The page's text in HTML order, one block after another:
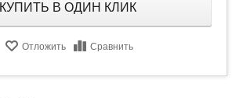
КУПИТЬ В ОДИН КЛИК
Отложить Сравнить